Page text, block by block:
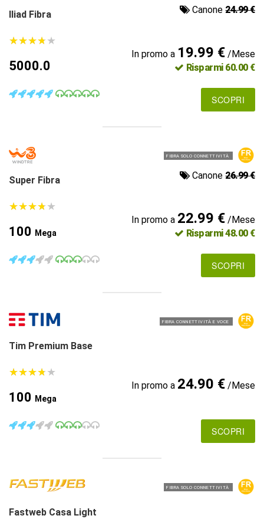
Iliad Fibra Canone24.99 €
★★★★★
★★★★★
5000.0
In promo a 19.99 €/Mese
Risparmi 60.00 €
SCOPRI
FIBRA SOLO CONNETTIVITÀ
Super Fibra Canone26.99 €
★★★★★
★★★★★
100 Mega
In promo a 22.99 €/Mese
Risparmi 48.00 €
SCOPRI
FIBRA CONNETTIVITÀ E VOCE
Tim Premium Base
★★★★★
★★★★★
100 Mega
In promo a 24.90 €/Mese
SCOPRI
FIBRA SOLO CONNETTIVITÀ
Fastweb Casa Light